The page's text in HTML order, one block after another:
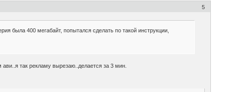
5
была 400 мегабайт, попытался сделать по такой инструкции,
так рекламу вырезаю..делается за 3 мин.